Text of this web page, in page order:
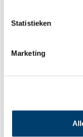
Statistieken
Marketing